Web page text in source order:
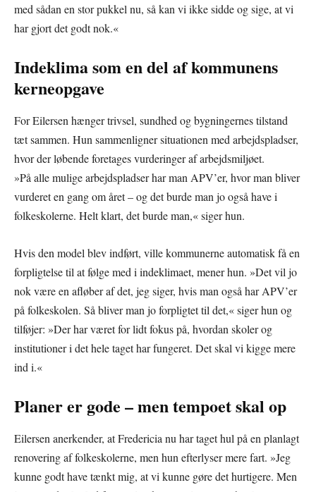
med sådan en stor pukkel nu, så kan vi ikke sidde og sige, at vi
har gjort det godt nok.«
Indeklima som en del af kommunens
kerneopgave
For Eilersen hænger trivsel, sundhed og bygningernes tilstand
tæt sammen. Hun sammenligner situationen med arbejdspladser,
hvor der løbende foretages vurderinger af arbejdsmiljøet.
»På alle mulige arbejdspladser har man APV’er, hvor man bliver
vurderet en gang om året – og det burde man jo også have i
folkeskolerne. Helt klart, det burde man,« siger hun.
Hvis den model blev indført, ville kommunerne automatisk få en
forpligtelse til at følge med i indeklimaet, mener hun. »Det vil jo
nok være en afløber af det, jeg siger, hvis man også har APV’er
på folkeskolen. Så bliver man jo forpligtet til det,« siger hun og
tilføjer: »Der har været for lidt fokus på, hvordan skoler og
institutioner i det hele taget har fungeret. Det skal vi kigge mere
ind i.«
Planer er gode – men tempoet skal op
Eilersen anerkender, at Fredericia nu har taget hul på en planlagt
renovering af folkeskolerne, men hun efterlyser mere fart. »Jeg
kunne godt have tænkt mig, at vi kunne gøre det hurtigere. Men